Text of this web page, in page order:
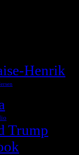
Henrik
Trump